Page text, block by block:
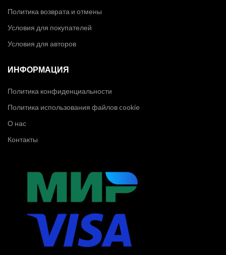
Политика возврата и отмены
Условия для покупателей
Условия для авторов
ИНФОРМАЦИЯ
Политика конфиденциальности
Политика использования файлов cookie
О нас
Контакты